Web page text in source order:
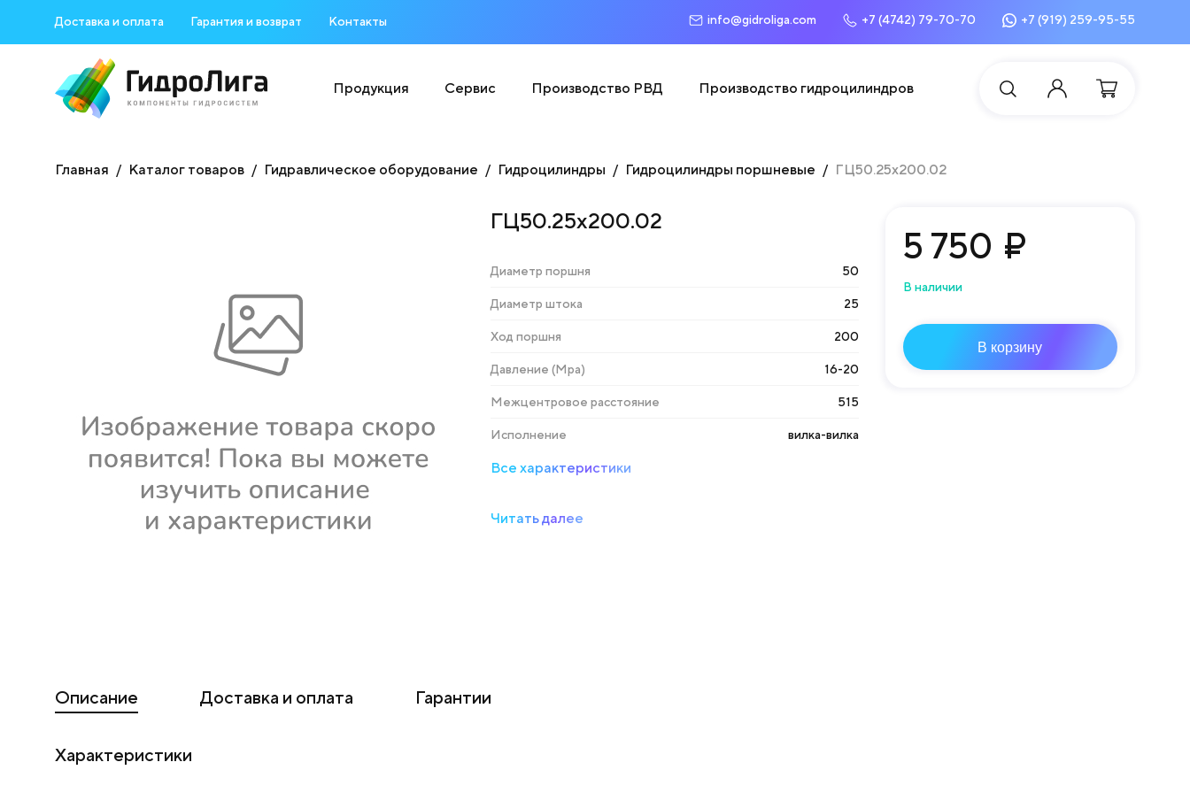
Доставка и оплата Гарантия и возврат Контакты info@gidroliga.com +7 (4742) 79-70-70 +7 (919) 259-95-55
Продукция Сервис Производство РВД Производство гидроцилиндров
Главная Каталог товаров Гидравлическое оборудование Гидроцилиндры Гидроцилиндры поршневые ГЦ50.25х200.02
ГЦ50.25х200.02
Диаметр поршня 50
Диаметр штока 25
Ход поршня 200
Давление (Мра) 16-20
Межцентровое расстояние 515
Исполнение вилка-вилка
Все характеристики
Читать далее
Описание Доставка и оплата Гарантии
Характеристики
5 750 ₽
В наличии
В корзину